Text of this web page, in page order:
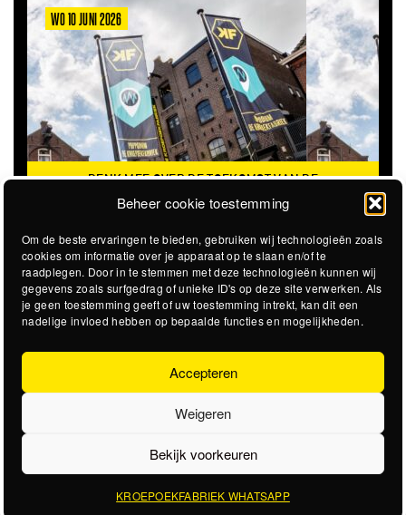
Beheer cookie toestemming
Om de beste ervaringen te bieden, gebruiken wij technologieën zoals
cookies om informatie over je apparaat op te slaan en/of te
raadplegen. Door in te stemmen met deze technologieën kunnen wij
gegevens zoals surfgedrag of unieke ID's op deze site verwerken. Als
je geen toestemming geeft of uw toestemming intrekt, kan dit een
nadelige invloed hebben op bepaalde functies en mogelijkheden.
Accepteren
Weigeren
Bekijk voorkeuren
KROEPOEKFABRIEK WHATSAPP
WO 10 JUNI 2026
DENK MEE OVER DE TOEKOMST VAN DE
KROEPOEKFABRIEK